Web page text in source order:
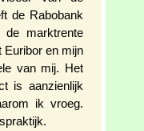
de Rabobank
de marktrente
Euribor en mijn
van mij. Het
is aanzienlijk
ik vroeg.